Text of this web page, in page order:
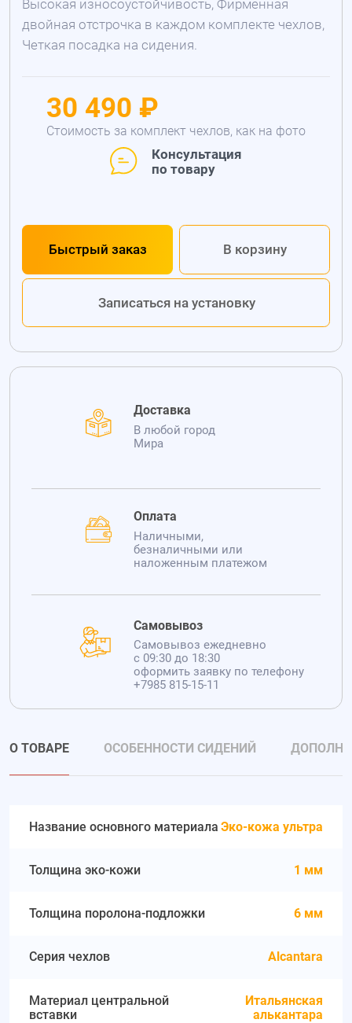
Высокая износоустойчивость, Фирменная
двойная отстрочка в каждом комплекте чехлов,
Четкая посадка на сидения.
30 490 ₽
Стоимость за комплект чехлов, как на фото
Консультация
по товару
Быстрый заказ В корзину
Записаться на установку
Доставка
В любой город
Мира
Оплата
Наличными,
безналичными или
наложенным платежом
Самовывоз
Самовывоз ежедневно
с 09:30 до 18:30
оформить заявку по телефону
+7985 815-15-11
О ТОВАРЕ ОСОБЕННОСТИ СИДЕНИЙ
Название основного материала Эко-кожа ультра
Толщина эко-кожи 1 мм
Толщина поролона-подложки 6 мм
Серия чехлов Alcantara
Материал центральной
вставки
Итальянская
алькантара